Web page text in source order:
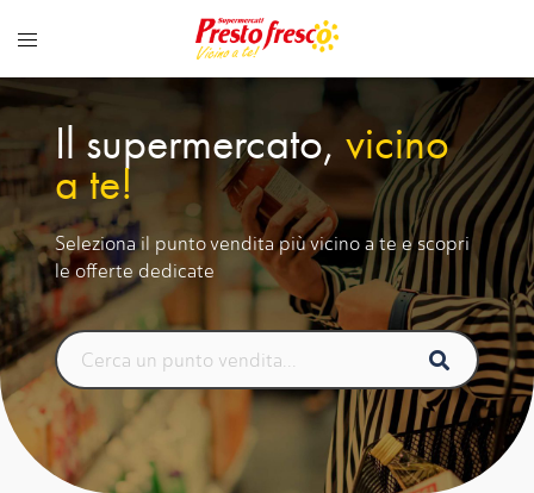
Il supermercato, vicino
a te!
Seleziona il punto vendita più vicino a te e scopri
le offerte dedicate